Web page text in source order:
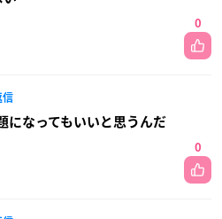
0
信
になってもいいと思うんだ
0